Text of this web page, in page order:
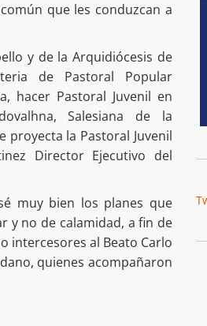
que les conduzcan a
y de la Arquidiócesis de
de Pastoral Popular
hacer Pastoral Juvenil en
Salesiana de la
proyecta la Pastoral Juvenil
Director Ejecutivo del
muy bien los planes que
y no de calamidad, a fin de
intercesores al Beato Carlo
quienes acompañaron